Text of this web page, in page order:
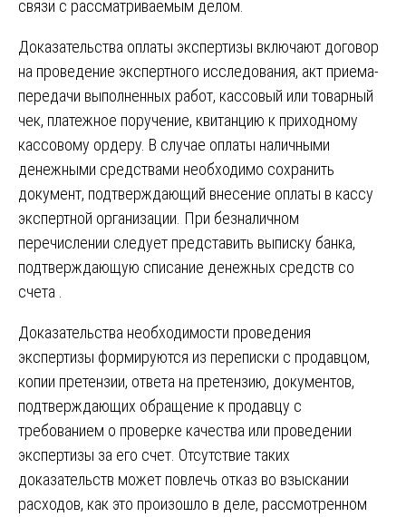
связи с рассматриваемым делом.
Доказательства оплаты экспертизы включают договор
на проведение экспертного исследования, акт приема-
передачи выполненных работ, кассовый или товарный
чек, платежное поручение, квитанцию к приходному
кассовому ордеру. В случае оплаты наличными
денежными средствами необходимо сохранить
документ, подтверждающий внесение оплаты в кассу
экспертной организации. При безналичном
перечислении следует представить выписку банка,
подтверждающую списание денежных средств со
счета .
Доказательства необходимости проведения
экспертизы формируются из переписки с продавцом,
копии претензии, ответа на претензию, документов,
подтверждающих обращение к продавцу с
требованием о проверке качества или проведении
экспертизы за его счет. Отсутствие таких
доказательств может повлечь отказ во взыскании
расходов, как это произошло в деле, рассмотренном